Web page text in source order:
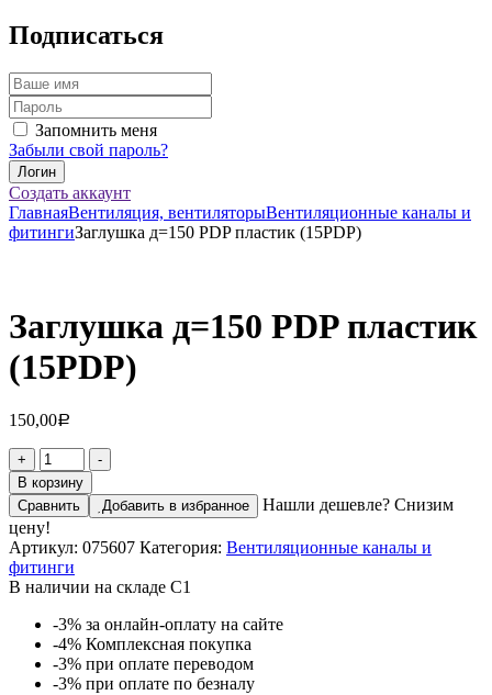
Подписаться
Запомнить меня
Забыли свой пароль?
Создать аккаунт
ГлавнаяВентиляция, вентиляторыВентиляционные каналы и
фитингиЗаглушка д=150 PDP пластик (15PDP)
Заглушка д=150 PDP пластик
(15PDP)
150,00Р
+
-
В корзину
Сравнить
Добавить в избранное
Нашли дешевле? Снизим
цену!
Артикул: 075607 Категория: Вентиляционные каналы и
фитинги
В наличии на складе С1
-3% за онлайн-оплату на сайте
-4% Комплексная покупка
-3% при оплате переводом
-3% при оплате по безналу